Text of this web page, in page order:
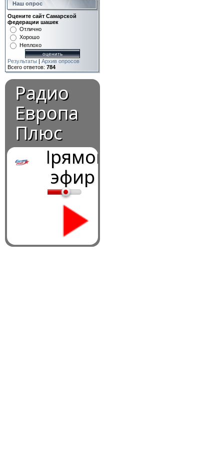
Наш опрос
Оцените сайт Самарской
федерации шашек
Отлично
Хорошо
Неплохо
Результаты | Архив опросов
Всего ответов: 784
Радио
Европа
Плюс
Прямой
эфир